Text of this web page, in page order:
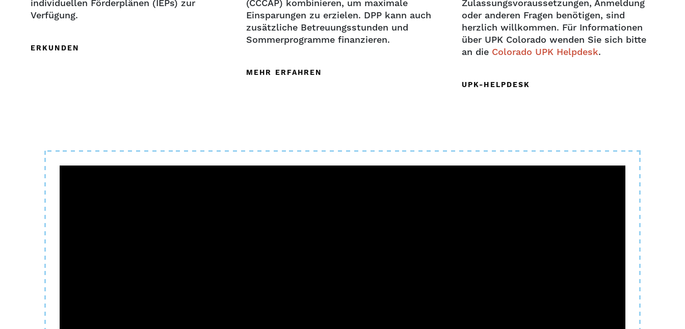
individuellen Förderplänen (IEPs) zur
Verfügung.
ERKUNDEN
(CCCAP) kombinieren, um maximale
Einsparungen zu erzielen. DPP kann auch
zusätzliche Betreuungsstunden und
Sommerprogramme finanzieren.
MEHR ERFAHREN
Zulassungsvoraussetzungen, Anmeldung
oder anderen Fragen benötigen, sind
herzlich willkommen. Für Informationen
über UPK Colorado wenden Sie sich bitte
an die Colorado UPK Helpdesk.
UPK-HELPDESK